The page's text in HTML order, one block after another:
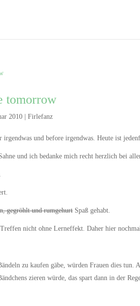
tomorrow
2010 |Firlefanz
irgendwas und before irgendwas. Heute ist
und ich bedanke mich recht herzlich bei
gegröhlt und rumgehurtSpaß gehabt.
nicht ohne Lerneffekt. Daher hier
zu kaufen gäbe, würden Frauen dies tun.
zieren würde, das spart dann in der